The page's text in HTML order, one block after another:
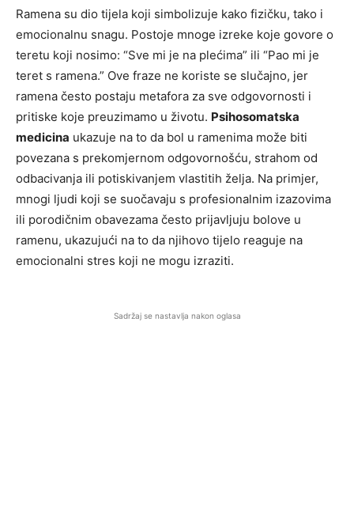
Ramena su dio tijela koji simbolizuje kako fizičku, tako i
emocionalnu snagu. Postoje mnoge izreke koje govore o
teretu koji nosimo: “Sve mi je na plećima” ili “Pao mi je
teret s ramena.” Ove fraze ne koriste se slučajno, jer
ramena često postaju metafora za sve odgovornosti i
pritiske koje preuzimamo u životu. Psihosomatska
medicina ukazuje na to da bol u ramenima može biti
povezana s prekomjernom odgovornošću, strahom od
odbacivanja ili potiskivanjem vlastitih želja. Na primjer,
mnogi ljudi koji se suočavaju s profesionalnim izazovima
ili porodičnim obavezama često prijavljuju bolove u
ramenu, ukazujući na to da njihovo tijelo reaguje na
emocionalni stres koji ne mogu izraziti.
Sadržaj se nastavlja nakon oglasa